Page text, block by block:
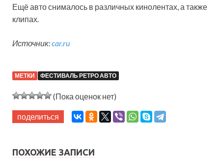
Ещё авто снималось в различных кинолентах, а также
клипах.
Источник:car.ru
МЕТКИ ФЕСТИВАЛЬ РЕТРО АВТО
(Пока оценок нет)
поделиться
ПОХОЖИЕ ЗАПИСИ